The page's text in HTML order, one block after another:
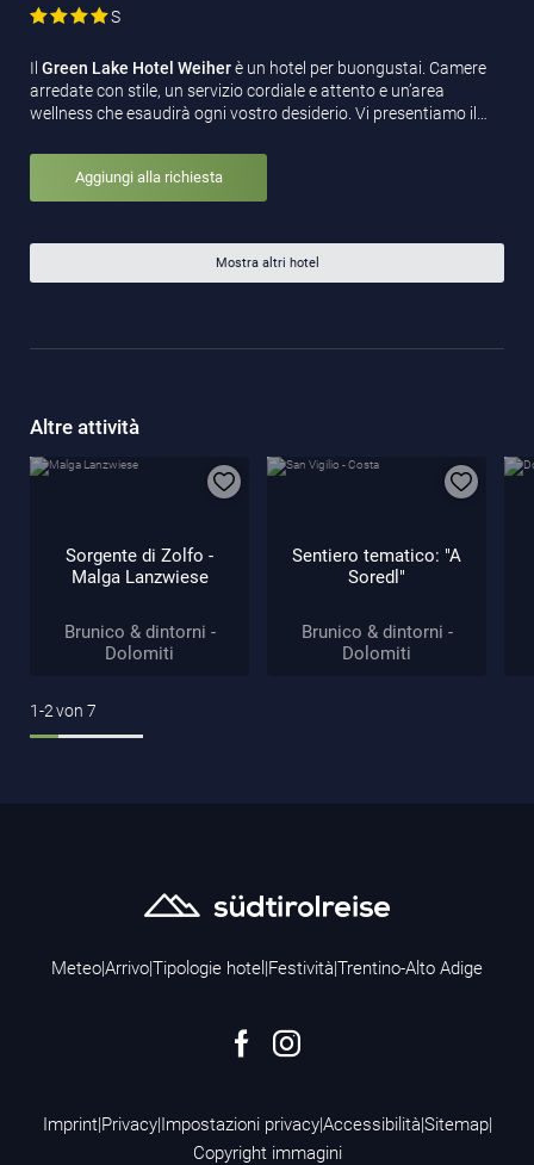
S
Il Green Lake Hotel Weiherè un hotel per buongustai. Camere
arredate con stile, un servizio cordiale e attento e un’area
wellness che esaudirà ogni vostro desiderio. Vi presentiamo il…
Aggiungi alla richiesta
Mostra altri hotel
Altre attività
Sorgente di Zolfo -
Malga Lanzwiese
Brunico & dintorni -
Dolomiti
Sentiero tematico: "A
Soredl"
Brunico & dintorni -
Dolomiti
1-2von 7
Meteo|Arrivo|Tipologie hotel |Festività|Trentino-Alto Adige
Imprint|Privacy|Impostazioni privacy|Accessibilità|Sitemap|
Copyright immagini